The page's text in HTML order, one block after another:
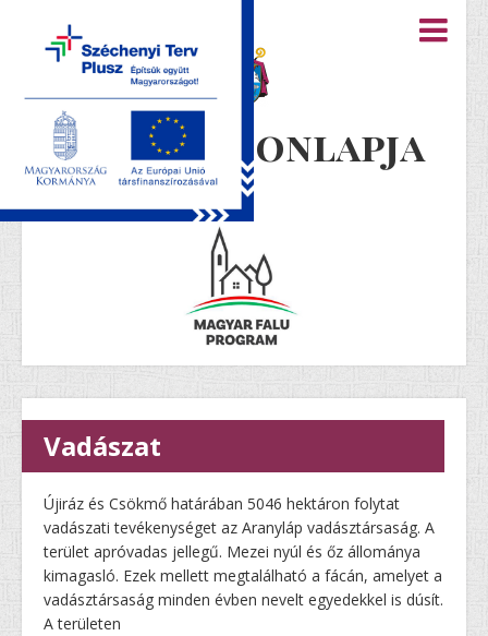
Újiráz honlapja
Vadászat
Újiráz és Csökmő határában 5046 hektáron folytat
vadászati tevékenységet az Aranyláp vadásztársaság. A
terület apróvadas jellegű. Mezei nyúl és őz állománya
kimagasló. Ezek mellett megtalálható a fácán, amelyet a
vadásztársaság minden évben nevelt egyedekkel is dúsít.
A területen